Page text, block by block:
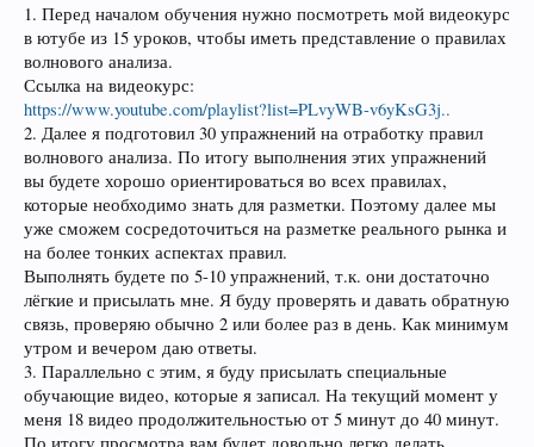
1. Перед началом обучения нужно посмотреть мой видеокурс
в ютубе из 15 уроков, чтобы иметь представление о правилах
волнового анализа.
Ссылка на видеокурс:
https://www.youtube.com/playlist?list=PLvyWB-v6yKsG3j..
2. Далее я подготовил 30 упражнений на отработку правил
волнового анализа. По итогу выполнения этих упражнений
вы будете хорошо ориентироваться во всех правилах,
которые необходимо знать для разметки. Поэтому далее мы
уже сможем сосредоточиться на разметке реального рынка и
на более тонких аспектах правил.
Выполнять будете по 5-10 упражнений, т.к. они достаточно
лёгкие и присылать мне. Я буду проверять и давать обратную
связь, проверяю обычно 2 или более раз в день. Как минимум
утром и вечером даю ответы.
3. Параллельно с этим, я буду присылать специальные
обучающие видео, которые я записал. На текущий момент у
меня 18 видео продолжительностью от 5 минут до 40 минут.